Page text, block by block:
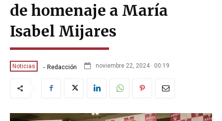
de homenaje a María
Isabel Mijares
Noticias - Redacción noviembre 22, 2024 · 00:19